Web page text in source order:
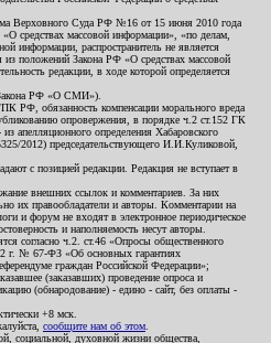
Верховного Суда РФ №16 от 15 июня 2010 года
средствах массовой информации», «по делам,
информации, распространитель не является
положений Закона РФ «О средствах массовой
редакции, в ходе которой определяется
Закона РФ «О СМИ»).
РФ, обязанность компенсации морального вреда
опровержения, в порядке ч.2 ст.152 ГК
апелляционного определения Хабаровского
2012) председательствующего И.И.Куликовой,
с позицией редакции. Редакция не вступает в
внешних ссылок и комментариев. За них
их правообладатели и авторы. Комментарии на
и форум не входят в электронное периодическое
и наполняемость несут авторы.
согласно ч.2. ст.46 «Опросы общественного
г. № 67-ФЗ «Об основных гарантиях
граждан Российской Федерации»;
(заказавших) проведение опроса и
(обнародование) - едино - сайт, без оплаты -
+8 мск.
сообщите нам об этом
социальной, духовной жизни общества,